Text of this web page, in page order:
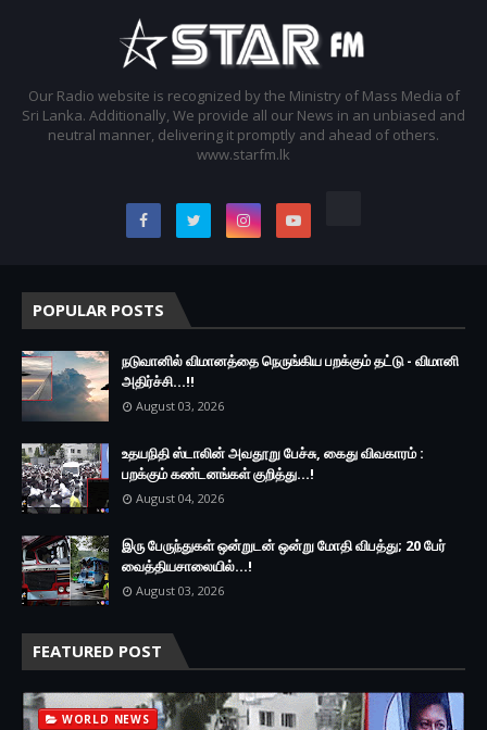
Our Radio website is recognized by the Ministry of Mass Media of
Sri Lanka. Additionally, We provide all our News in an unbiased and
neutral manner, delivering it promptly and ahead of others.
www.starfm.lk
POPULAR POSTS
நடுவானில் விமானத்தை நெருங்கிய பறக்கும் தட்டு - விமானி
அதிர்ச்சி...!!
August 03, 2026
உதயநிதி ஸ்டாலின் அவதூறு பேச்சு, கைது விவகாரம் :
பறக்கும் கண்டனங்கள் குறித்து...!
August 04, 2026
இரு ப‍ேருந்துகள் ஒன்றுடன் ஒன்று மோதி விபத்து; 20 பேர்
வைத்தியசாலையில்...!
August 03, 2026
FEATURED POST
WORLD NEWS